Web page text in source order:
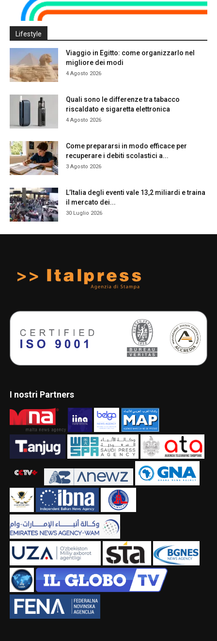
Lifestyle
Viaggio in Egitto: come organizzarlo nel
migliore dei modi
4 Agosto 2026
Quali sono le differenze tra tabacco
riscaldato e sigaretta elettronica
4 Agosto 2026
Come prepararsi in modo efficace per
recuperare i debiti scolastici a...
3 Agosto 2026
L’Italia degli eventi vale 13,2 miliardi e traina
il mercato dei...
30 Luglio 2026
I nostri Partners